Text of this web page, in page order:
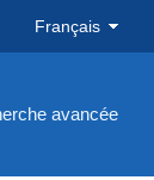
Français
avancée